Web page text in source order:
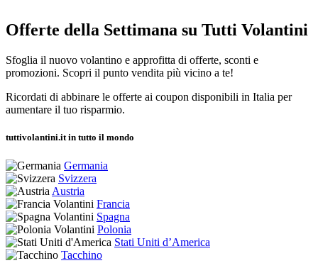
Offerte della Settimana su Tutti Volantini
Sfoglia il nuovo volantino e approfitta di offerte, sconti e
promozioni. Scopri il punto vendita più vicino a te!
Ricordati di abbinare le offerte ai coupon disponibili in Italia per
aumentare il tuo risparmio.
tuttivolantini.it in tutto il mondo
Germania
Svizzera
Austria
Francia
Spagna
Polonia
Stati Uniti d’America
Tacchino